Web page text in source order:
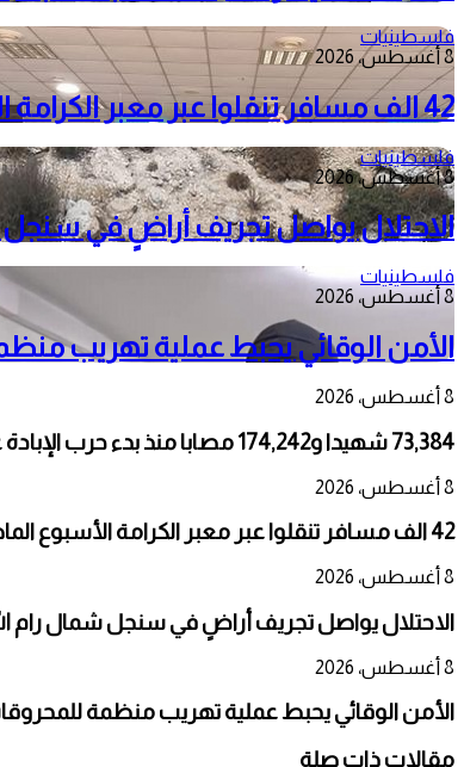
فلسطينيات
8 أغسطس، 2026
42 الف مسافر تنقلوا عبر معبر الكرامة الأسبوع الماضي
فلسطينيات
8 أغسطس، 2026
الاحتلال يواصل تجريف أراضٍ في سنجل
فلسطينيات
8 أغسطس، 2026
الأمن الوقائي يحبط عملية تهريب
8 أغسطس، 2026
73,384 شهيدا و174,242 مصابا منذ بدء حرب الإبادة على قطاع غزة
8 أغسطس، 2026
42 الف مسافر تنقلوا عبر معبر الكرامة الأسبوع الماضي
8 أغسطس، 2026
الاحتلال يواصل تجريف أراضٍ في سنجل شمال رام
8 أغسطس، 2026
الأمن الوقائي يحبط عملية تهريب منظمة
مقالات ذات صلة